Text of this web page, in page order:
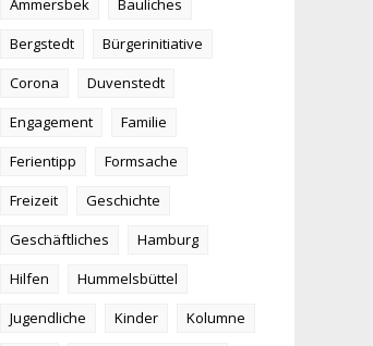
Ammersbek
Bauliches
Bergstedt
Bürgerinitiative
Corona
Duvenstedt
Engagement
Familie
Ferientipp
Formsache
Freizeit
Geschichte
Geschäftliches
Hamburg
Hilfen
Hummelsbüttel
Jugendliche
Kinder
Kolumne